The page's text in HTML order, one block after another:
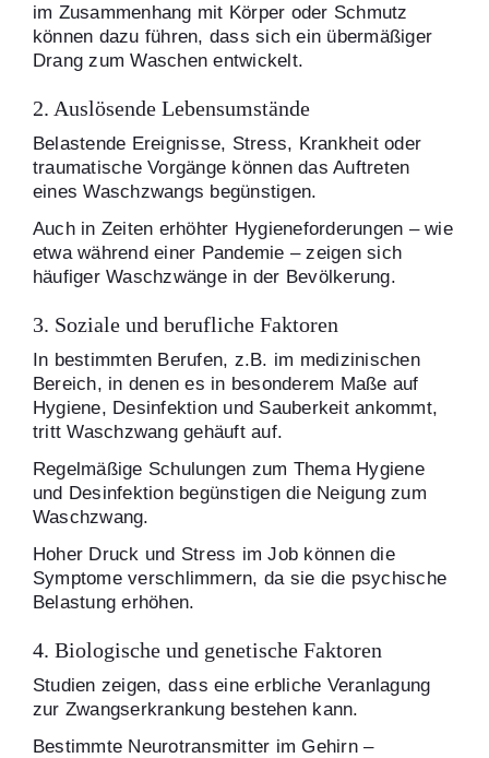
im Zusammenhang mit Körper oder Schmutz
können dazu führen, dass sich ein übermäßiger
Drang zum Waschen entwickelt.
2. Auslösende Lebensumstände
Belastende Ereignisse, Stress, Krankheit oder
traumatische Vorgänge können das Auftreten
eines Waschzwangs begünstigen.
Auch in Zeiten erhöhter Hygieneforderungen – wie
etwa während einer Pandemie – zeigen sich
häufiger Waschzwänge in der Bevölkerung.
3. Soziale und berufliche Faktoren
In bestimmten Berufen, z.B. im medizinischen
Bereich, in denen es in besonderem Maße auf
Hygiene, Desinfektion und Sauberkeit ankommt,
tritt Waschzwang gehäuft auf.
Regelmäßige Schulungen zum Thema Hygiene
und Desinfektion begünstigen die Neigung zum
Waschzwang.
Hoher Druck und Stress im Job können die
Symptome verschlimmern, da sie die psychische
Belastung erhöhen.
4. Biologische und genetische Faktoren
Studien zeigen, dass eine erbliche Veranlagung
zur Zwangserkrankung bestehen kann.
Bestimmte Neurotransmitter im Gehirn –